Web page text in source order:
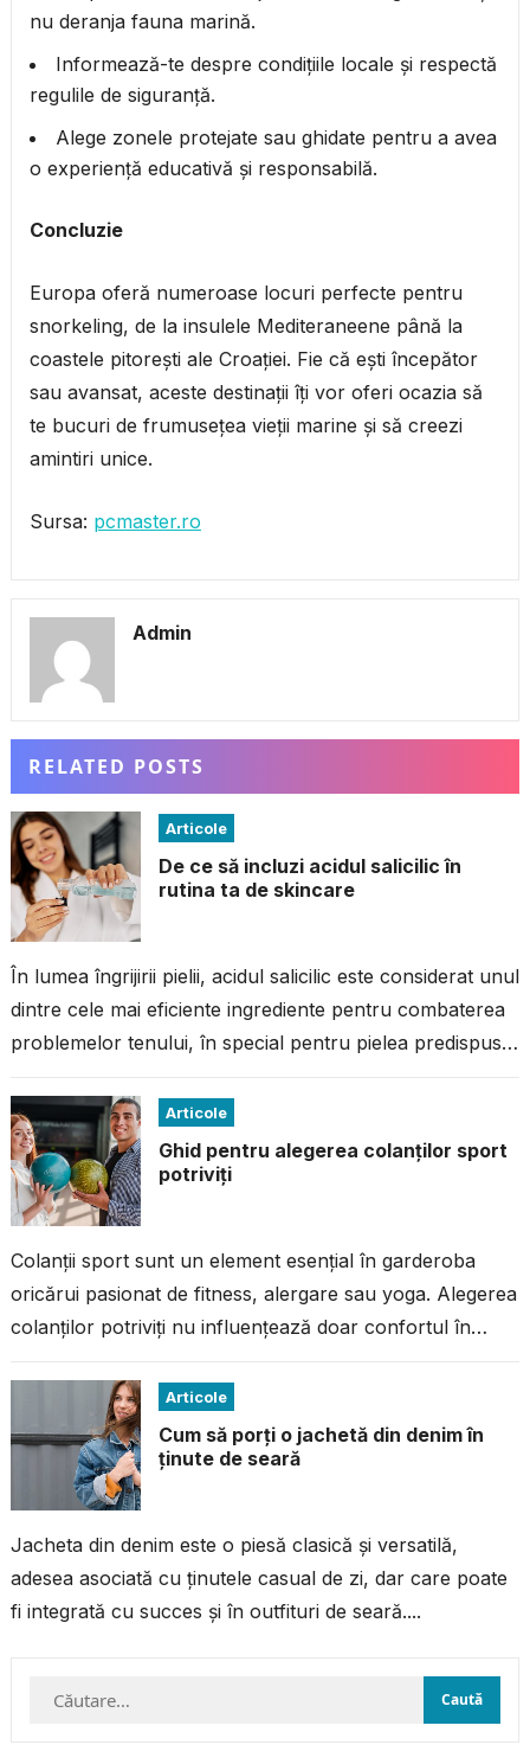
nu deranja fauna marină.
Informează-te despre condițiile locale și respectă
regulile de siguranță.
Alege zonele protejate sau ghidate pentru a avea
o experiență educativă și responsabilă.
Concluzie
Europa oferă numeroase locuri perfecte pentru
snorkeling, de la insulele Mediteraneene până la
coastele pitorești ale Croației. Fie că ești începător
sau avansat, aceste destinații îți vor oferi ocazia să
te bucuri de frumusețea vieții marine și să creezi
amintiri unice.
Sursa: pcmaster.ro
Admin
RELATED POSTS
Articole
De ce să incluzi acidul salicilic în
rutina ta de skincare
În lumea îngrijirii pielii, acidul salicilic este considerat unul
dintre cele mai eficiente ingrediente pentru combaterea
problemelor tenului, în special pentru pielea predispusă
Articole
Ghid pentru alegerea colanților sport
potriviți
Colanții sport sunt un element esențial în garderoba
oricărui pasionat de fitness, alergare sau yoga. Alegerea
colanților potriviți nu influențează doar confortul în
Articole
Cum să porți o jachetă din denim în
ținute de seară
Jacheta din denim este o piesă clasică și versatilă,
adesea asociată cu ținutele casual de zi, dar care poate
fi integrată cu succes și în outfituri de seară....
Caută